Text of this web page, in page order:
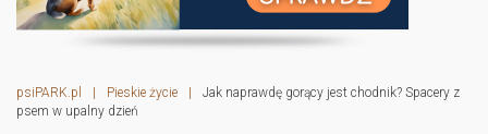
psiPARK.pl | Pieskie życie |
Jak naprawdę gorący jest chodnik? Spacery z
psem w upalny dzień